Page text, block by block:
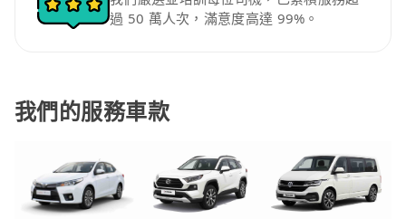
過 50 萬人次，滿意度高達 99%。
我們的服務車款